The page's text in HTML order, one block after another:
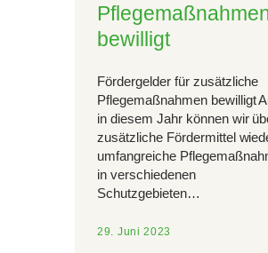
bewilligt
Fördergelder für zusätzliche
Pflegemaßnahmen bewilligt
in diesem Jahr können wir
zusätzliche Fördermittel
umfangreiche
in verschiedenen
Schutzgebieten…
29. Juni 2023